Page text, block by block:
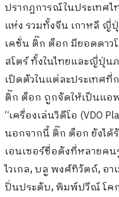
ปรากฏการณ์ในประเทศไ
แห่ง รวมทั้งจีน เกาหลี
เคชั่น ติ๊ก ต็อก มียอดดาว
สโตร์ ทั้งในไทยและญี่ปุ่น
เปิดตัวในแต่ละประเทศที่
ติ๊ก ต็อก ถูกจัดให้เป็นแ
“เครื่องเล่นวิดีโอ (VDO
นอกจากนี้ ติ๊ก ต็อก ยังได้
เอนเซอร์ชื่อดังที่หลาย
ไวเกล,บลู พงศ์ทิวัตถ์,อา
ปิ่นประดับ,พิมพ์ปวีณ์ โค